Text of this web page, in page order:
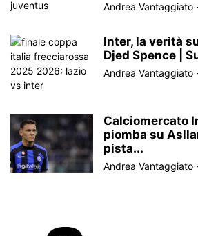
Andrea Vantaggiato
Inter, la verità
Djed Spence |
Andrea Vantaggiato
Calciomercato
piomba su
pista...
Andrea Vantaggiato